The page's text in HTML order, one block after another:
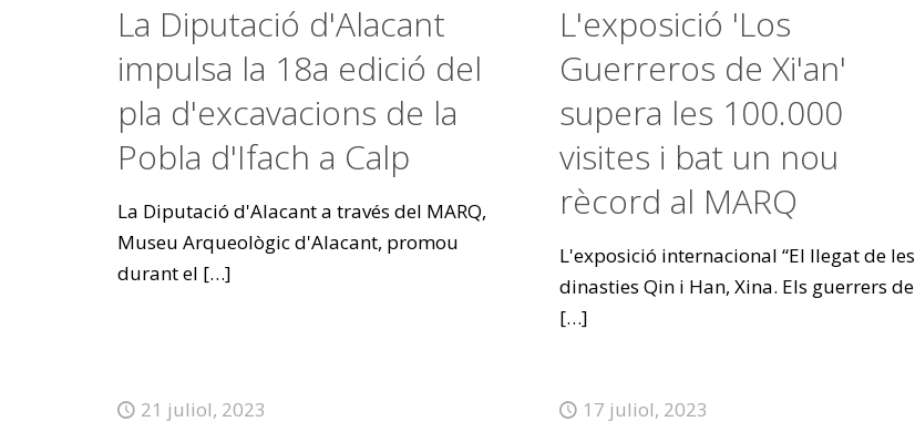
La Diputació d'Alacant
impulsa la 18a edició del
pla d'excavacions de la
Pobla d'Ifach a Calp
La Diputació d'Alacant a través del MARQ,
Museu Arqueològic d'Alacant, promou
durant el […]
L'exposició 'Los
Guerreros de Xi'an'
supera les 100.000
visites i bat un nou
rècord al MARQ
L'exposició internacional “El llegat de les
dinasties Qin i Han, Xina. Els guerrers de
[…]
21 juliol, 2023 17 juliol, 2023